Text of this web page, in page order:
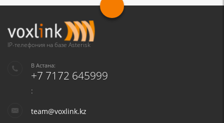
IP-телефония на базе Asterisk
В Астана:
+7 7172 645999
:
team@voxlink.kz